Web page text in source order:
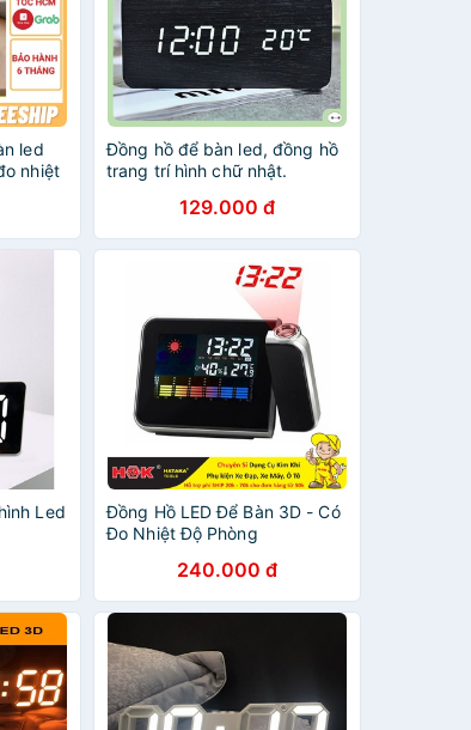
led
nhiệt
Đồng hồ để bàn led, đồng hồ
trang trí hình chữ nhật.
129.000 đ
Led
Đồng Hồ LED Để Bàn 3D - Có
Đo Nhiệt Độ Phòng
240.000 đ